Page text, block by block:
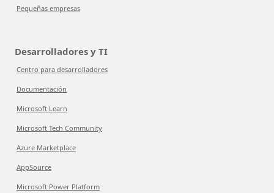
Pequeñas empresas
Desarrolladores y TI
Centro para desarrolladores
Documentación
Microsoft Learn
Microsoft Tech Community
Azure Marketplace
AppSource
Microsoft Power Platform